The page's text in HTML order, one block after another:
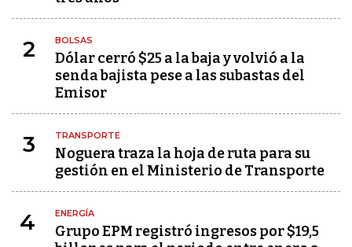
2 BOLSAS
Dólar cerró $25 a la baja y volvió a la
senda bajista pese a las subastas del
Emisor
3 TRANSPORTE
Noguera traza la hoja de ruta para su
gestión en el Ministerio de Transporte
4 ENERGÍA
Grupo EPM registró ingresos por $19,5